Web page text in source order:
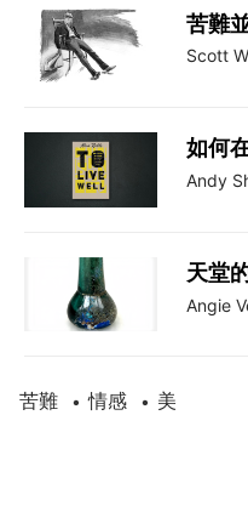
苦難
Scott
如何
Andy
天堂
Angie
苦難 • 情感 • 美